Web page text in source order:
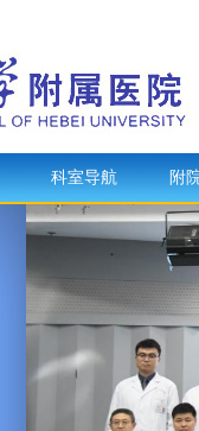
科室导航 附